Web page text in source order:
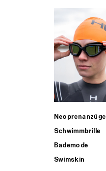
Neoprenanzüge
Schwimmbrille
Bademode
Swimskin